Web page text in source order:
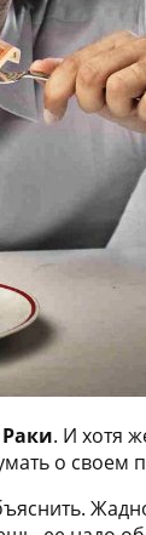
Раки. И хотя
о своем